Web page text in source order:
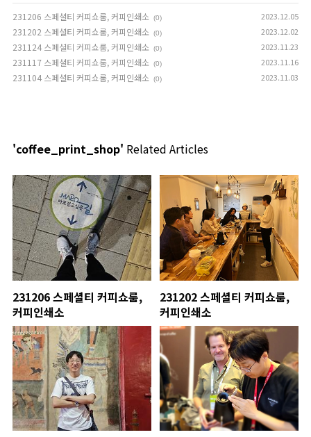
231206 스페셜티 커피쇼룸, 커피인쇄소 (0) 2023.12.05
231202 스페셜티 커피쇼룸, 커피인쇄소 (0) 2023.12.02
231124 스페셜티 커피쇼룸, 커피인쇄소 (0) 2023.11.23
231117 스페셜티 커피쇼룸, 커피인쇄소 (0) 2023.11.16
231104 스페셜티 커피쇼룸, 커피인쇄소 (0) 2023.11.03
'coffee_print_shop' Related Articles
231206 스페셜티 커피쇼룸,
커피인쇄소
231202 스페셜티 커피쇼룸,
커피인쇄소